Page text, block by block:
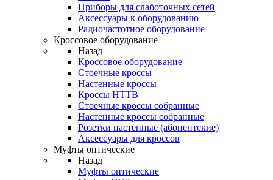
Приборы для слаботочных сетей
Аксессуары к оборудованию
Радиочастотное оборудование
Кроссовое оборудование
Назад
Кроссовое оборудование
Стоечные кроссы
Настенные кроссы
Кроссы HTTB
Стоечные кроссы собранные
Настенные кроссы собранные
Розетки настенные (абонентские)
Аксессуары для кроссов
Муфты оптические
Назад
Муфты оптические